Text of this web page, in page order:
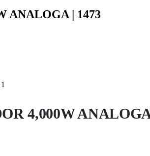
ANALOGA | 1473
4,000W